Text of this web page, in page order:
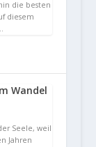
die besten
diesem
Wandel
Seele, weil
Jahren